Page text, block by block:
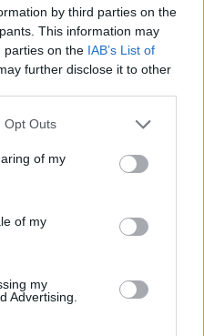
by third parties on the
This information may
parties on the IAB’s List of
further disclose it to other
Opt Outs
of my
of my
my
Advertising.
кои не се богати,
за се одеднаш – еден ден и
смееш да загубиш
и сарказмот на стрип